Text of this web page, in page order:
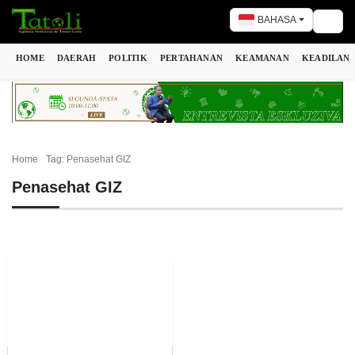
BAHASA
HOME DAERAH POLITIK PERTAHANAN KEAMANAN KEADILAN
Home Tag: Penasehat GIZ
Penasehat GIZ